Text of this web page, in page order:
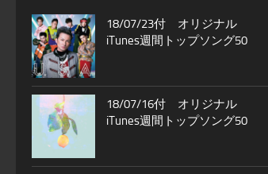
18/07/23付 オリジナル
iTunes週間トップソング50
18/07/16付 オリジナル
iTunes週間トップソング50